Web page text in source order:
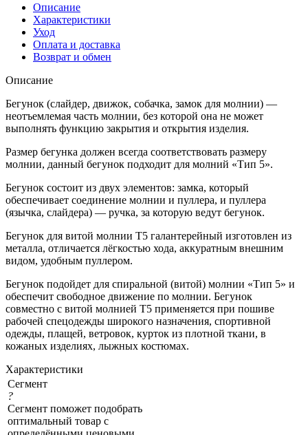
Описание
Характеристики
Уход
Оплата и доставка
Возврат и обмен
Описание
Бегунок (слайдер, движок, собачка, замок для молнии) —
неотъемлемая часть молнии, без которой она не может
выполнять функцию закрытия и открытия изделия.
Размер бегунка должен всегда соответствовать размеру
молнии, данный бегунок подходит для молний «Тип 5».
Бегунок состоит из двух элементов: замка, который
обеспечивает соединение молнии и пуллера, и пуллера
(язычка, слайдера) — ручка, за которую ведут бегунок.
Бегунок для витой молнии Т5 галантерейный изготовлен из
металла, отличается лёгкостью хода, аккуратным внешним
видом, удобным пуллером.
Бегунок подойдет для спиральной (витой) молнии «Тип 5» и
обеспечит свободное движение по молнии. Бегунок
совместно с витой молнией Т5 применяется при пошиве
рабочей спецодежды широкого назначения, спортивной
одежды, плащей, ветровок, курток из плотной ткани, в
кожаных изделиях, лыжных костюмах.
Характеристики
Сегмент
?
Сегмент поможет подобрать
оптимальный товар с